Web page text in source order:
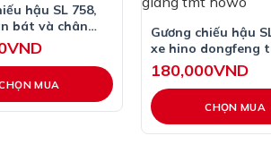
hậu SL 758,
bát và chân
VND
MUA
Gương chiếu hậu
xe hino dongfeng
giang tmt howo
180,000VND
CHỌN MUA